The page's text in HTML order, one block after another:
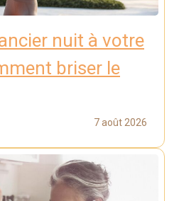
nuit à votre
briser le
7 août 2026